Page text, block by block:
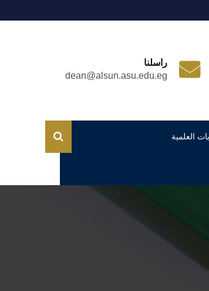
راسلنا
dean@alsun.asu.edu.eg
العلمية